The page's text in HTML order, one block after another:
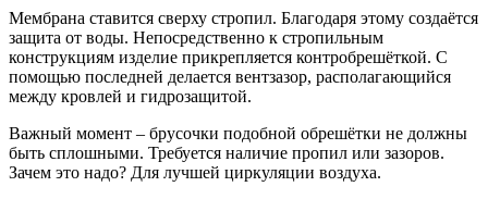
Мембрана ставится сверху стропил. Благодаря этому создаётся
защита от воды. Непосредственно к стропильным
конструкциям изделие прикрепляется контробрешёткой. С
помощью последней делается вентзазор, располагающийся
между кровлей и гидрозащитой.
Важный момент – брусочки подобной обрешётки не должны
быть сплошными. Требуется наличие пропил или зазоров.
Зачем это надо? Для лучшей циркуляции воздуха.